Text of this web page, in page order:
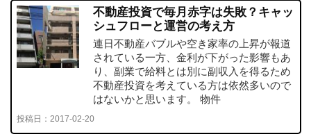
不動産投資で毎月赤字は失敗？キャッ
シュフローと運営の考え方
連日不動産バブルや空き家率の上昇が報道
されている一方、金利が下がった影響もあ
り、副業で給料とは別に副収入を得るため
不動産投資を考えている方は依然多いので
はないかと思います。 物件
投稿日： 2017-02-20